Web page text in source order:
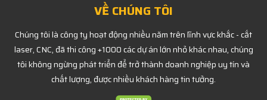
VỀ CHÚNG TÔI
Chúng tôi là công ty hoạt động nhiều năm trên lĩnh vực khắc - cắt
laser, CNC, đã thi công +1000 các dự án lớn nhỏ khác nhau, chúng
tôi không ngừng phát triển để trở thành doanh nghiệp uy tín và
chất lượng, được nhiều khách hàng tin tưởng.